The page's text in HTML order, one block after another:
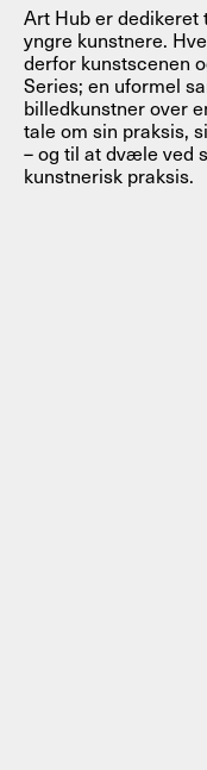
Art Hub er dedikeret
yngre kunstnere.
derfor kunstscenen
Series; en uformel
billedkunstner over
tale om sin praksis,
– og til at dvæle ved
kunstnerisk praksis.